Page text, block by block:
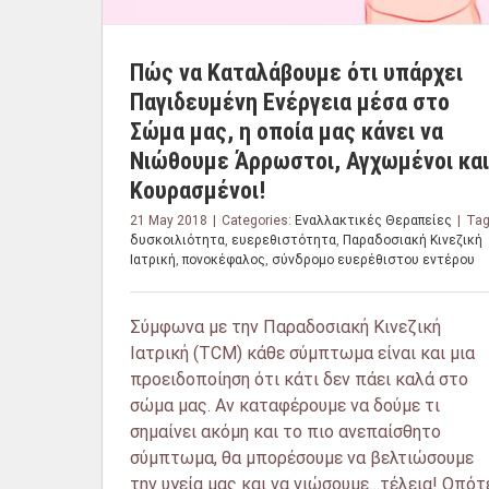
Πώς να Καταλάβουμε ότι υπάρχει
Παγιδευμένη Ενέργεια μέσα στο
Σώμα μας, η οποία μας κάνει να
Νιώθουμε Άρρωστοι, Αγχωμένοι και
Κουρασμένοι!
21 May 2018 Categories: Εναλλακτικές Θεραπείες
δυσκοιλιότητα, ευερεθιστότητα, Παραδοσιακή Κινεζική
Ιατρική,πονοκέφαλος, σύνδρομο ευερέθιστου εντέρου
Σύμφωνα με την Παραδοσιακή Κινεζική
Ιατρική (TCM) κάθε σύμπτωμα είναι και μια
προειδοποίηση ότι κάτι δεν πάει καλά στο
σώμα μας. Αν καταφέρουμε να δούμε τι
σημαίνει ακόμη και το πιο ανεπαίσθητο
σύμπτωμα, θα μπορέσουμε να βελτιώσουμε
την υγεία μας και να νιώσουμε…τέλεια!